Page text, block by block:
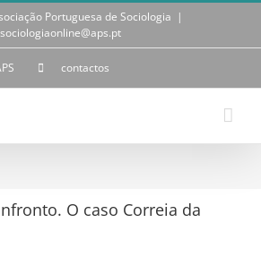
Portuguesa de Sociologia |
sociologiaonline@aps.pt
contactos
O caso Correia da